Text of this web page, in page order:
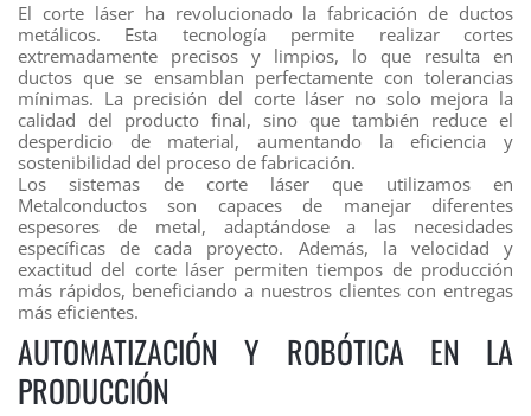
El corte láser ha revolucionado la fabricación de ductos
metálicos. Esta tecnología permite realizar cortes
extremadamente precisos y limpios, lo que resulta en
ductos que se ensamblan perfectamente con tolerancias
mínimas. La precisión del corte láser no solo mejora la
calidad del producto final, sino que también reduce el
desperdicio de material, aumentando la eficiencia y
sostenibilidad del proceso de fabricación.
Los sistemas de corte láser que utilizamos en
Metalconductos son capaces de manejar diferentes
espesores de metal, adaptándose a las necesidades
específicas de cada proyecto. Además, la velocidad y
exactitud del corte láser permiten tiempos de producción
más rápidos, beneficiando a nuestros clientes con entregas
más eficientes.
AUTOMATIZACIÓN Y ROBÓTICA EN LA
PRODUCCIÓN